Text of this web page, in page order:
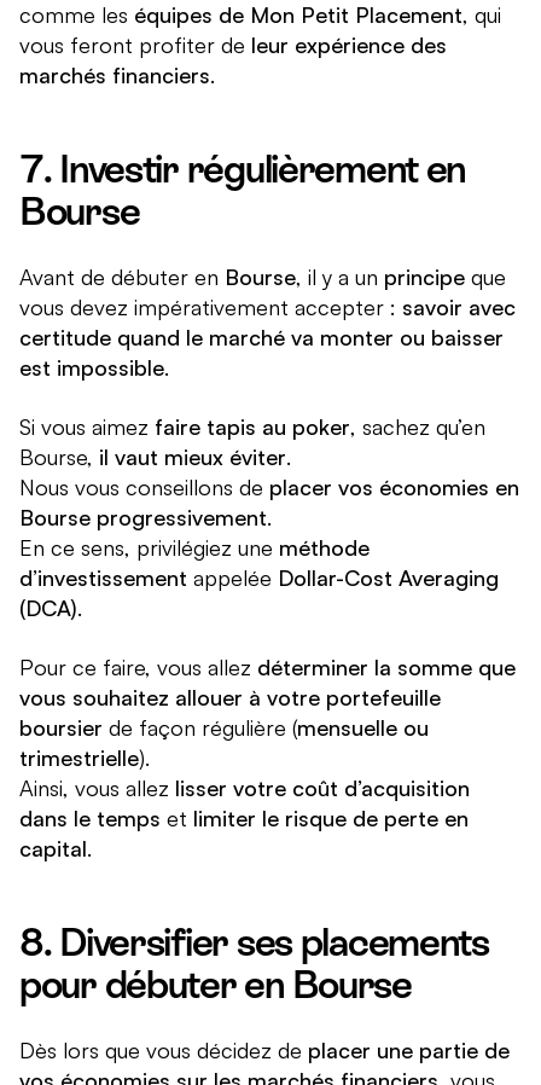
comme les équipes de Mon Petit Placement, qui
vous feront profiter de leur expérience des
marchés financiers.
7. Investir régulièrement en
Bourse
Avant de débuter en Bourse, il y a un principe que
vous devez impérativement accepter : savoir avec
certitude quand le marché va monter ou baisser
est impossible.
Si vous aimez faire tapis au poker, sachez qu’en
Bourse, il vaut mieux éviter.
Nous vous conseillons de placer vos économies en
Bourse progressivement.
En ce sens, privilégiez une méthode
d’investissement appelée Dollar-Cost Averaging
(DCA).
Pour ce faire, vous allez déterminer la somme que
vous souhaitez allouer à votre portefeuille
boursier de façon régulière (mensuelle ou
trimestrielle).
Ainsi, vous allez lisser votre coût d’acquisition
dans le temps et limiter le risque de perte en
capital.
8. Diversifier ses placements
pour débuter en Bourse
Dès lors que vous décidez de placer une partie de